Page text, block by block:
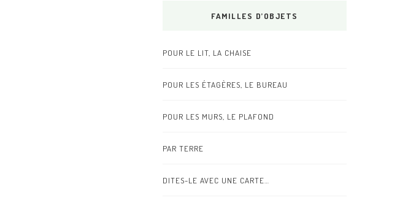
FAMILLES D’OBJETS
POUR LE LIT, LA CHAISE
POUR LES ÉTAGÈRES, LE BUREAU
POUR LES MURS, LE PLAFOND
PAR TERRE
DITES-LE AVEC UNE CARTE…